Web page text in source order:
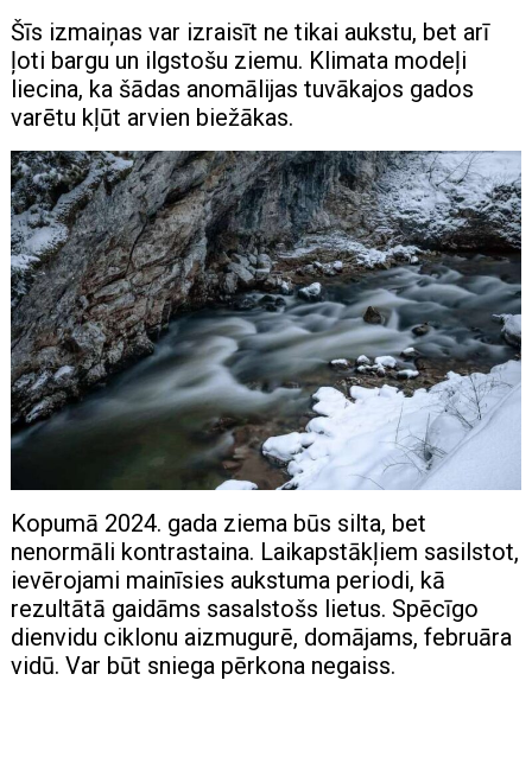
Šīs izmaiņas var izraisīt ne tikai aukstu, bet arī
ļoti bargu un ilgstošu ziemu. Klimata modeļi
liecina, ka šādas anomālijas tuvākajos gados
varētu kļūt arvien biežākas.
Kopumā 2024. gada ziema būs silta, bet
nenormāli kontrastaina. Laikapstākļiem sasilstot,
ievērojami mainīsies aukstuma periodi, kā
rezultātā gaidāms sasalstošs lietus. Spēcīgo
dienvidu ciklonu aizmugurē, domājams, februāra
vidū. Var būt sniega pērkona negaiss.